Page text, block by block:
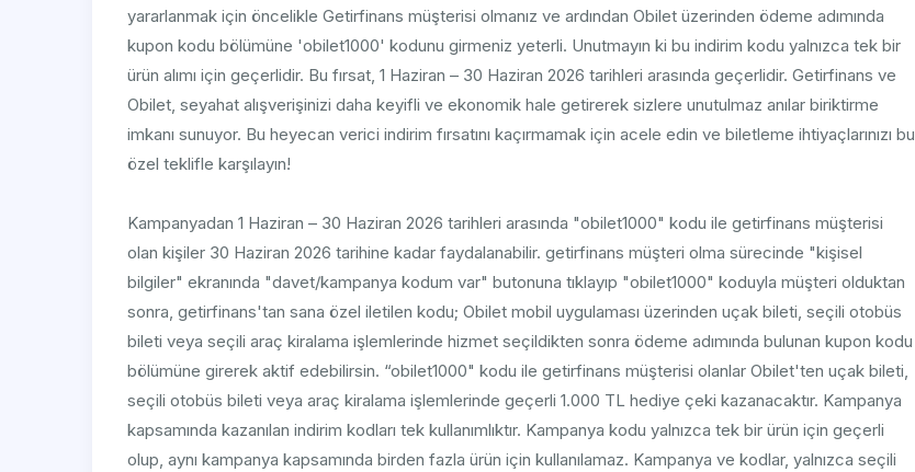
yararlanmak için öncelikle Getirfinans müşterisi olmanız ve ardından Obilet üzerinden ödeme adımında
kupon kodu bölümüne 'obilet1000' kodunu girmeniz yeterli. Unutmayın ki bu indirim kodu yalnızca tek bir
ürün alımı için geçerlidir. Bu fırsat, 1 Haziran – 30 Haziran 2026 tarihleri arasında geçerlidir. Getirfinans ve
Obilet, seyahat alışverişinizi daha keyifli ve ekonomik hale getirerek sizlere unutulmaz anılar biriktirme
imkanı sunuyor. Bu heyecan verici indirim fırsatını kaçırmamak için acele edin ve biletleme ihtiyaçlarınızı bu
özel teklifle karşılayın!
Kampanyadan 1 Haziran – 30 Haziran 2026 tarihleri arasında "obilet1000" kodu ile getirfinans müşterisi
olan kişiler 30 Haziran 2026 tarihine kadar faydalanabilir. getirfinans müşteri olma sürecinde "kişisel
bilgiler" ekranında "davet/kampanya kodum var" butonuna tıklayıp "obilet1000" koduyla müşteri olduktan
sonra, getirfinans'tan sana özel iletilen kodu; Obilet mobil uygulaması üzerinden uçak bileti, seçili otobüs
bileti veya seçili araç kiralama işlemlerinde hizmet seçildikten sonra ödeme adımında bulunan kupon kodu
bölümüne girerek aktif edebilirsin. “obilet1000" kodu ile getirfinans müşterisi olanlar Obilet'ten uçak bileti,
seçili otobüs bileti veya araç kiralama işlemlerinde geçerli 1.000 TL hediye çeki kazanacaktır. Kampanya
kapsamında kazanılan indirim kodları tek kullanımlıktır. Kampanya kodu yalnızca tek bir ürün için geçerli
olup, aynı kampanya kapsamında birden fazla ürün için kullanılamaz. Kampanya ve kodlar, yalnızca seçili